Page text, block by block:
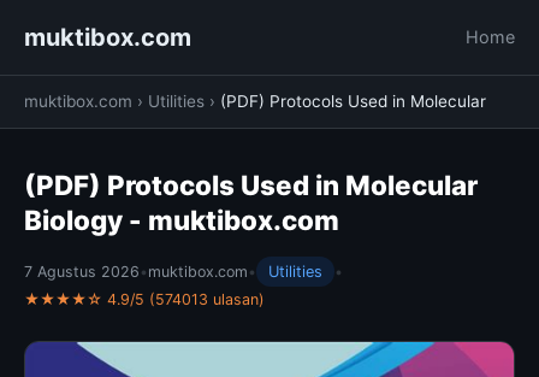
muktibox.com Home
muktibox.com › Utilities › (PDF) Protocols Used in Molecular
(PDF) Protocols Used in Molecular
Biology - muktibox.com
7 Agustus 2026 • muktibox.com • Utilities
•
★★★★☆ 4.9/5 (574013 ulasan)